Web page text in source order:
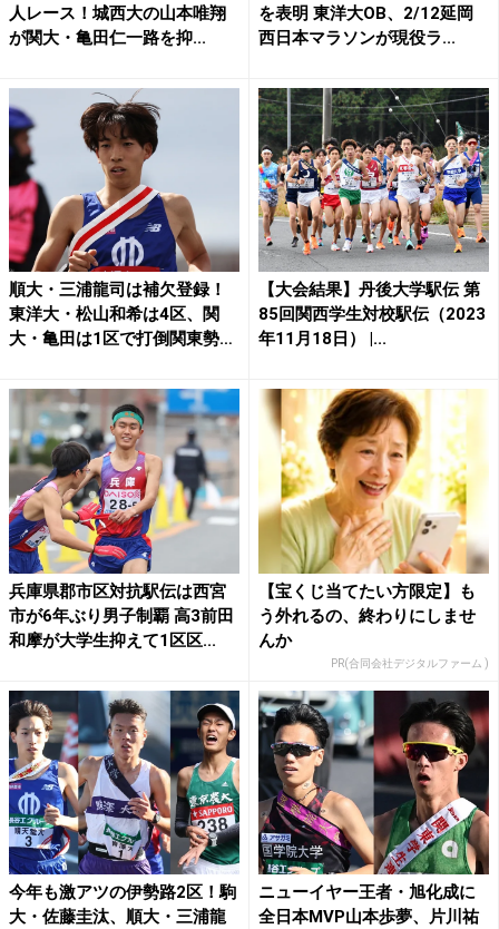
人レース！城西大の山本唯翔
が関大・亀田仁一路を抑...
を表明 東洋大OB、2/12延岡
西日本マラソンが現役ラ...
順大・三浦龍司は補欠登録！
東洋大・松山和希は4区、関
大・亀田は1区で打倒関東勢
【大会結果】丹後大学駅伝 第
85回関西学生対校駅伝（2023
年11月18日） |...
兵庫県郡市区対抗駅伝は西宮
市が6年ぶり男子制覇 高3前田
和摩が大学生抑えて1区区...
【宝くじ当てたい方限定】も
う外れるの、終わりにしませ
んか
PR(合同会社デジタルファーム )
今年も激アツの伊勢路2区！駒
大・佐藤圭汰、順大・三浦龍
ニューイヤー王者・旭化成に
全日本MVP山本歩夢、片川祐